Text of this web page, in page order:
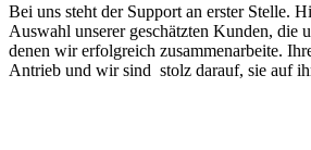
Bei uns steht der Support an erster Stelle.
Auswahl unserer geschätzten Kunden, die
denen wir erfolgreich zusammenarbeite.
Antrieb und wir sind stolz darauf, sie auf